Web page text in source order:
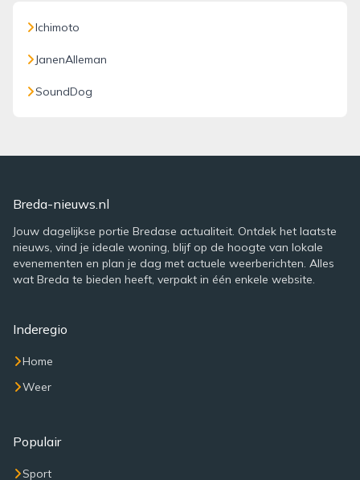
Ichimoto
JanenAlleman
SoundDog
Breda-nieuws.nl
Jouw dagelijkse portie Bredase actualiteit. Ontdek het laatste
nieuws, vind je ideale woning, blijf op de hoogte van lokale
evenementen en plan je dag met actuele weerberichten. Alles
wat Breda te bieden heeft, verpakt in één enkele website.
Inderegio
Home
Weer
Populair
Sport